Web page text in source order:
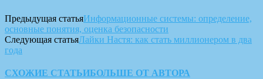
Предыдущая статьяИнформационные системы: определение,
основные понятия, оценка безопасности
Следующая статьяЛайки Настя: как стать миллионером в два
года
СХОЖИЕ СТАТЬИБОЛЬШЕ ОТ АВТОРА